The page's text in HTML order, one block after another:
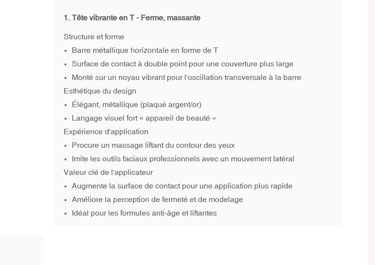
1. Tête vibrante en T - Ferme, massante
Structure et forme
Barre métallique horizontale en forme de T
Surface de contact à double point pour une couverture plus large
Monté sur un noyau vibrant pour l'oscillation transversale à la barre
Esthétique du design
Élégant, métallique (plaqué argent/or)
Langage visuel fort « appareil de beauté »
Expérience d'application
Procure un massage liftant du contour des yeux
Imite les outils faciaux professionnels avec un mouvement latéral
Valeur clé de l'applicateur
Augmente la surface de contact pour une application plus rapide
Améliore la perception de fermeté et de modelage
Idéal pour les formules anti-âge et liftantes